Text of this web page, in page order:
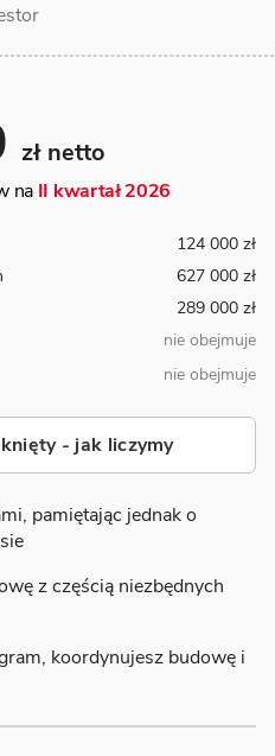
zł netto
na II kwartał 2026
124 000 zł
627 000 zł
289 000 zł
nie obejmuje
nie obejmuje
- jak liczymy
pamiętając jednak o
z częścią niezbędnych
koordynujesz budowę i